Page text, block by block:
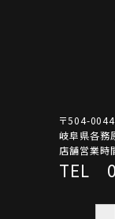
〒504-0044
岐阜県各務
店舗営業
TEL